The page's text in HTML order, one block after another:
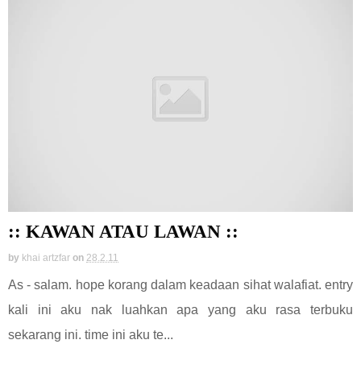
:: KAWAN ATAU LAWAN ::
by khai artzfar on 28.2.11
As - salam. hope korang dalam keadaan sihat walafiat. entry
kali ini aku nak luahkan apa yang aku rasa terbuku
sekarang ini. time ini aku te...